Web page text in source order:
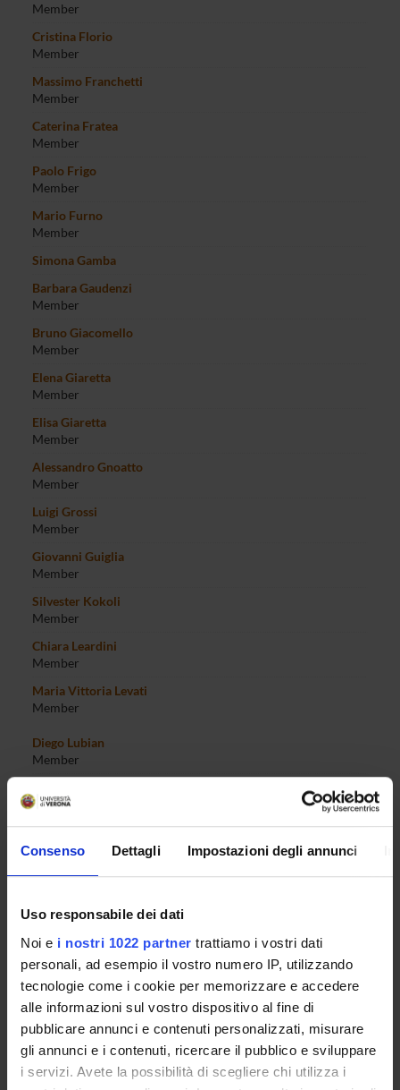
Consenso Dettagli Impostazioni degli annunci
Uso responsabile dei dati
Noi e i nostri 1022 partner trattiamo i vostri dati
personali, ad esempio il vostro numero IP, utilizzando
tecnologie come i cookie per memorizzare e accedere
alle informazioni sul vostro dispositivo al fine di
pubblicare annunci e contenuti personalizzati, misurare
gli annunci e i contenuti, ricercare il pubblico e sviluppare
i servizi. Avete la possibilità di scegliere chi utilizza i
Member
Cristina Florio
Member
Massimo Franchetti
Member
Caterina Fratea
Member
Paolo Frigo
Member
Mario Furno
Member
Simona Gamba
Barbara Gaudenzi
Member
Bruno Giacomello
Member
Elena Giaretta
Member
Elisa Giaretta
Member
Alessandro Gnoatto
Member
Luigi Grossi
Member
Giovanni Guiglia
Member
Silvester Kokoli
Member
Chiara Leardini
Member
Maria Vittoria Levati
Member
Diego Lubian
Member
Member
Member
Marco Minozzo
Giorgio Mion
Member
Sara Moggi
Member
Enrico Moretto
Member
Mauro Mussini
Member